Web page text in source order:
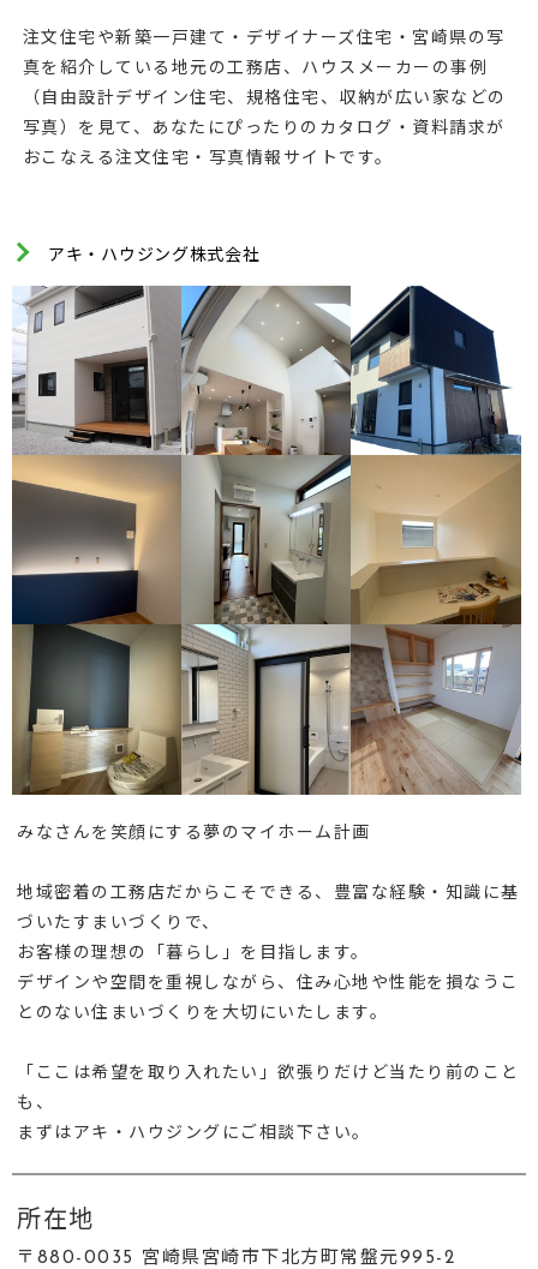
注文住宅や新築一戸建て・デザイナーズ住宅・宮崎県の写
真を紹介している地元の工務店、ハウスメーカーの事例
（自由設計デザイン住宅、規格住宅、収納が広い家などの
写真）を見て、あなたにぴったりのカタログ・資料請求が
おこなえる注文住宅・写真情報サイトです。
アキ・ハウジング株式会社
みなさんを笑顔にする夢のマイホーム計画
地域密着の工務店だからこそできる、豊富な経験・知識に基
づいたすまいづくりで、
お客様の理想の「暮らし」を目指します。
デザインや空間を重視しながら、住み心地や性能を損なうこ
とのない住まいづくりを大切にいたします。
「ここは希望を取り入れたい」欲張りだけど当たり前のこと
も、
まずはアキ・ハウジングにご相談下さい。
所在地
〒880-0035 宮崎県宮崎市下北方町常盤元995-2